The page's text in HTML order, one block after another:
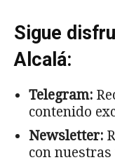
Sigue
Alcalá:
Telegram:
contenido
Newsletter:
con